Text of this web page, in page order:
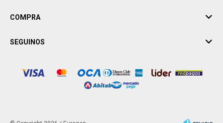
COMPRA
SEGUINOS